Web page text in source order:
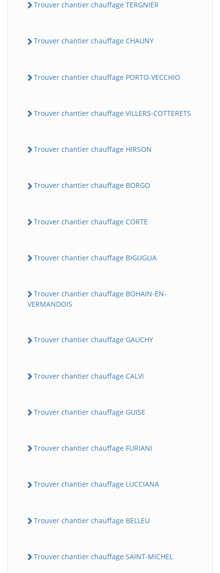
Trouver chantier chauffage TERGNIER
Trouver chantier chauffage CHAUNY
Trouver chantier chauffage PORTO-VECCHIO
Trouver chantier chauffage VILLERS-COTTERETS
Trouver chantier chauffage HIRSON
Trouver chantier chauffage BORGO
Trouver chantier chauffage CORTE
Trouver chantier chauffage BIGUGLIA
Trouver chantier chauffage BOHAIN-EN-
VERMANDOIS
Trouver chantier chauffage GAUCHY
Trouver chantier chauffage CALVI
Trouver chantier chauffage GUISE
Trouver chantier chauffage FURIANI
Trouver chantier chauffage LUCCIANA
Trouver chantier chauffage BELLEU
Trouver chantier chauffage SAINT-MICHEL